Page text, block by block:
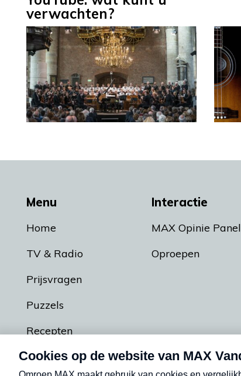
verwachten?
Menu
Home
TV & Radio
Prijsvragen
Puzzels
Recepten
Podcasts
Interactie
MAX Opinie Panel
Oproepen